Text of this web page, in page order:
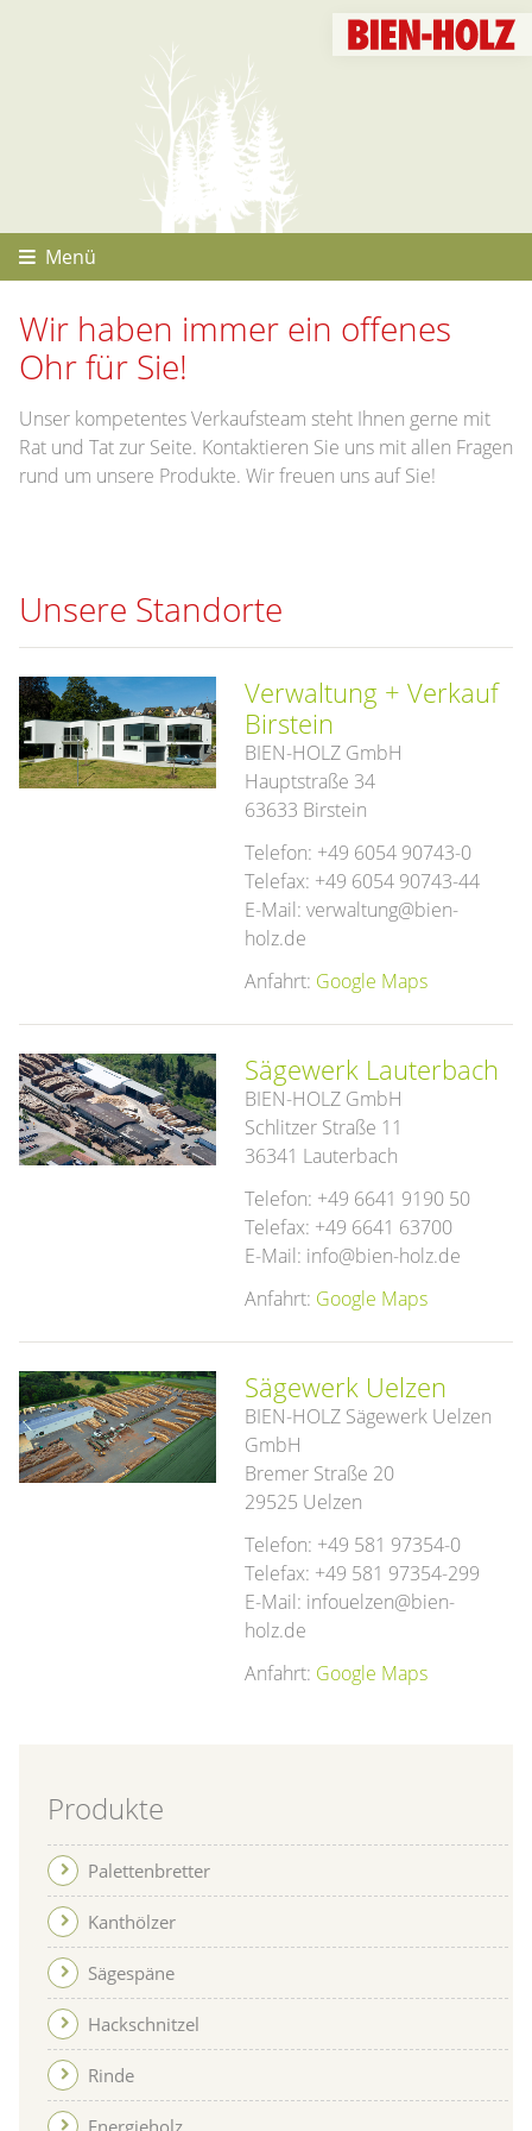
Startseite
Hauptinhalt
Menü
Wir haben immer ein offenes
Ohr für Sie!
Unser kompetentes Verkaufsteam steht Ihnen gerne mit
Rat und Tat zur Seite. Kontaktieren Sie uns mit allen Fragen
rund um unsere Produkte. Wir freuen uns auf Sie!
Unsere Standorte
Verwaltung + Verkauf
Birstein
BIEN-HOLZ GmbH
Hauptstraße 34
63633 Birstein
Telefon: +49 6054 90743-0
Telefax: +49 6054 90743-44
E-Mail: verwaltung@bien-
holz.de
Anfahrt: Google Maps
Sägewerk Lauterbach
BIEN-HOLZ GmbH
Schlitzer Straße 11
36341 Lauterbach
Telefon: +49 6641 9190 50
Telefax: +49 6641 63700
E-Mail: info@bien-holz.de
Anfahrt: Google Maps
Sägewerk Uelzen
BIEN-HOLZ Sägewerk Uelzen
GmbH
Bremer Straße 20
29525 Uelzen
Telefon: +49 581 97354-0
Telefax: +49 581 97354-299
E-Mail: infouelzen@bien-
holz.de
Anfahrt: Google Maps
Produkte
Palettenbretter
Kanthölzer
Sägespäne
Hackschnitzel
Rinde
Energieholz